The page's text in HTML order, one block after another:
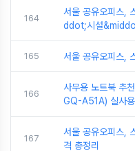
164
서울 공유오피스,
ddot;시설
165 서울 공유오피스,
166
사무용 노트북 추
GQ-A51A) 실사
167
서울 공유오피스,
격 총정리